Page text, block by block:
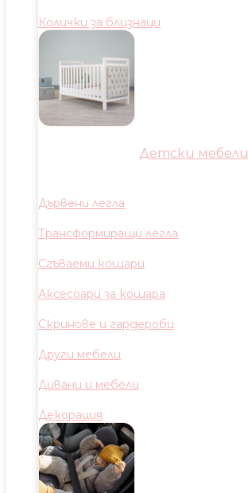
Колички за близнаци
Детски мебели
Дървени легла
Трансформиращи легла
Сгъваеми кошари
Аксесоари за кошара
Скринове и гардероби
Други мебели
Дивани и мебели
Декорация